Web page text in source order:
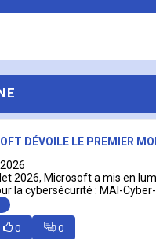
DÉVOILE LE PREMIER
2026, Microsoft a mis en
la cybersécurité : MAI-Cyber-
0 0